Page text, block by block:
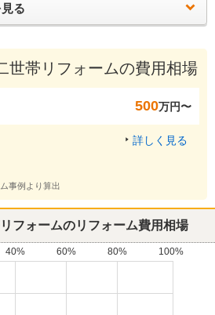
る
世帯リフォームの費用相場
500万円〜
詳しく見る
事例より算出
フォームのリフォーム費用相場
40% 60% 80%
100%